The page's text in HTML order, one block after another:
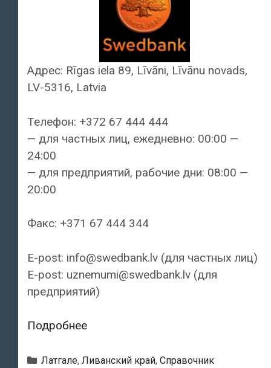
Адрес: Rīgas iela 89, Līvāni, Līvānu novads,
LV-5316, Latvia
Телефон: +372 67 444 444
— для частных лиц, ежедневно: 00:00 —
24:00
— для предприятий, рабочие дни: 08:00 —
20:00
Факс: +371 67 444 344
E-post: info@swedbank.lv (для частных лиц)
E-post: uznemumi@swedbank.lv (для
предприятий)
ПодробнееSwedbank
Ливанский
Рубрики
Латгале, Ливанский край, Справочник